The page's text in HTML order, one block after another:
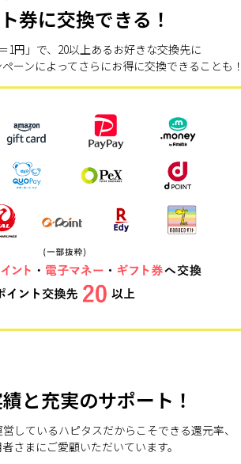
券に交換できる！
1円」で、20以上あるお好きな交換先に
ーンによってさらにお得に交換できることも
と充実のサポート！
しているハピタスだからこそできる還元率、
さまにご愛顧いただいています。